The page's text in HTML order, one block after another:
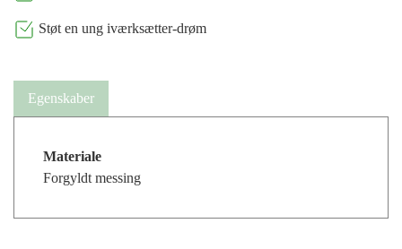
Støt en ung iværksætter-drøm
Egenskaber
Materiale
Forgyldt messing